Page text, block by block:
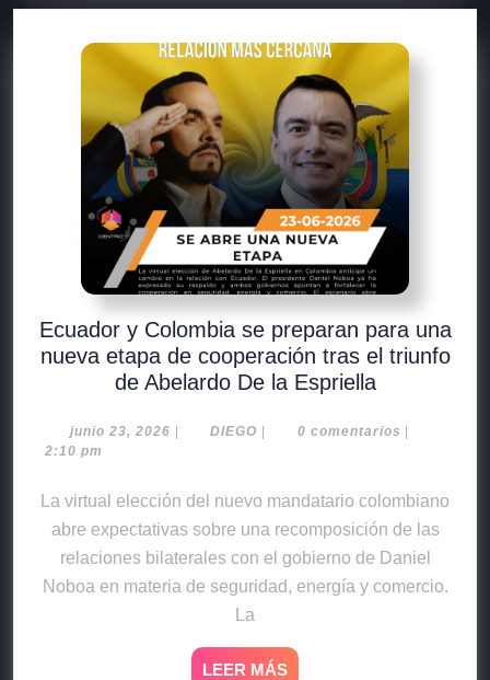
Ecuador y Colombia se preparan para una
nueva etapa de cooperación tras el triunfo
de Abelardo De la Espriella
junio 23, 2026 | DIEGO | 0 comentarios |
2:10 pm
abre expectativas sobre una recomposición de las
relaciones bilaterales con el gobierno de Daniel
Noboa en materia de seguridad, energía y comercio.
La
LEER MÁS